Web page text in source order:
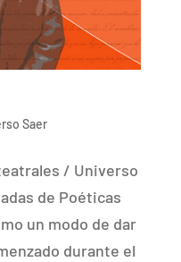
Saer
/ Universo
de Poéticas
un modo de dar
durante el